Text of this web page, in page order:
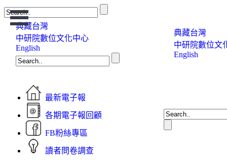
Open
Menu
典藏台灣
中研院數位文化中心
English
典藏台灣
中研院數位文
English
最新電子報
各期電子報回顧
FB粉絲專區
讀者問卷調查